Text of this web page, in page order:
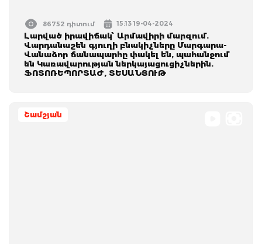
86752 դիտում 15:13 19-04-2024
Լարված իրավիճակ՝ Արմավիրի մարզում.
Վարդանաշեն գյուղի բնակիչները Մարգարա-
Վանաձոր ճանապարհը փակել են, պահանջում
են Կառավարության ներկայացուցիչներին.
ՖՈՏՈՌԵՊՈՐՏԱԺ, ՏԵՍԱՆՅՈՒԹ
Շամշյան